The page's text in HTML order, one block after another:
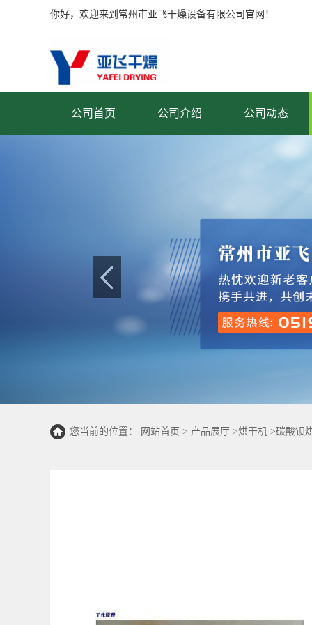
你好，欢迎来到常州市亚飞干燥设备有限公司官网！
公司首页 公司介绍 公司动态
您当前的位置： 网站首页 > 产品展厅 >烘干机 >碳酸钡